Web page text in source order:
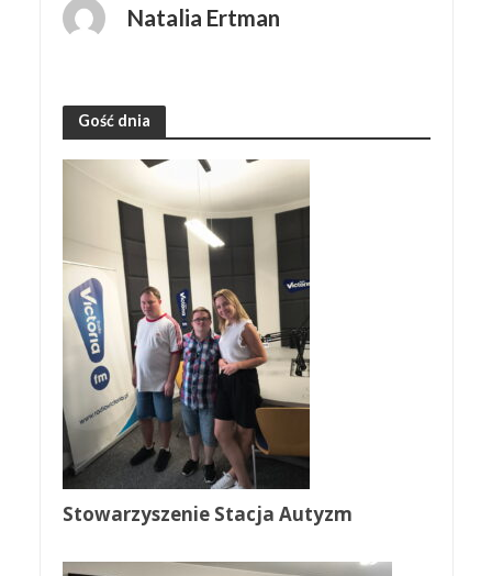
Natalia Ertman
Gość dnia
Stowarzyszenie Stacja Autyzm